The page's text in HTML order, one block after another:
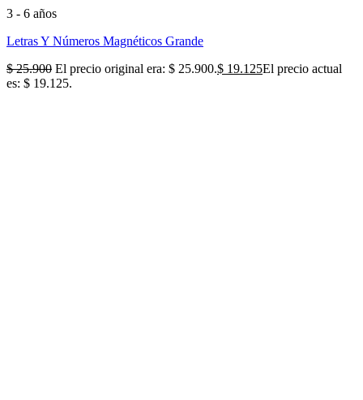
3 - 6 años
Letras Y Números Magnéticos Grande
$25.900 El precio original era: $ 25.900.$ 19.125El precio actual
es: $ 19.125.